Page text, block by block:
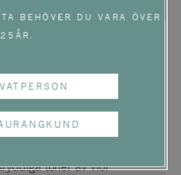
VIOGNIER
D’À CÔTÉ
verkligen tar för sig i
toner av viol
BEHÖVER DU VARA ÖVER
25ÅR.